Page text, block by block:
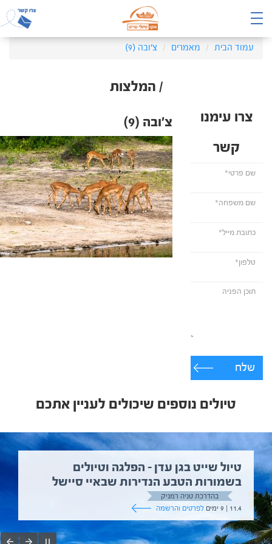
עמוד הבית מאמרים צ'ובה (9)
/ המלצות
צרו עימנו
קשר
שלח
צ'ובה (9)
טיולים נוספים שיכולים לעניין אתכם
טיול שייט בגן עדן – הפלגה וטיולים
בשמורות הטבע הנדירות שבאיי סיישל
בהדרכת טניה רמניק
11.4 | 9 ימים
לפרטים והרשמה